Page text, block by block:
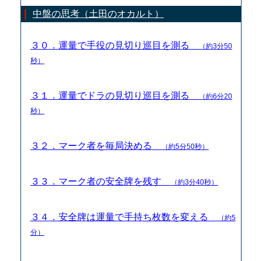
中盤の思考（土田のオカルト）
３０．運量で手役の見切り巡目を測る
（約3分50
秒）
３１．運量でドラの見切り巡目を測る
（約6分20
秒）
３２．マーク者を毎局決める （約5分50秒）
３３．マーク者の安全牌を残す （約3分40秒）
３４．安全牌は運量で手持ち枚数を変える
（約5
分）